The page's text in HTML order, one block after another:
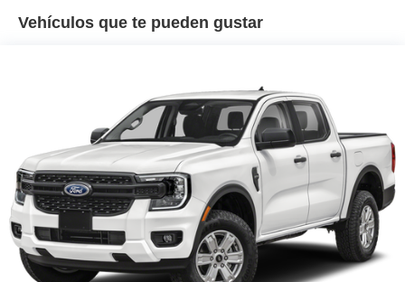
Vehículos que te pueden gustar